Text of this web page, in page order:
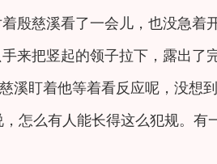
殷慈溪看了一会儿，也没急着
来把竖起的领子拉下，露出了
慈溪盯着他等着看反应呢，没想
，怎么有人能长得这么犯规。